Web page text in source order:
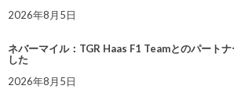
2026年8月5日
ネバーマイル：TGR Haas F1 Teamとのパート
した
2026年8月5日